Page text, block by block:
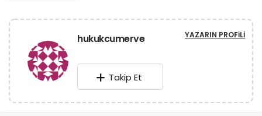
hukukcumerve YAZARIN PROFILI
Takip Et